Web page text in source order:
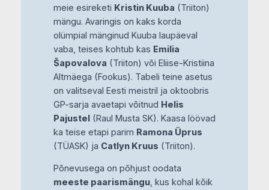
meie esireketi Kristin Kuuba (Triiton)
mängu. Avaringis on kaks korda
olümpial mänginud Kuuba laupäeval
vaba, teises kohtub kas Emilia
Šapovalova (Triiton) või Eliise-Kristiina
Altmäega (Fookus). Tabeli teine asetus
on valitseval Eesti meistril ja oktoobris
GP-sarja avaetapi võitnud Helis
Pajustel(Raul Musta SK). Kaasa löövad
ka teise etapi parim Ramona Üprus
(TÜASK) ja Catlyn Kruus (Triiton).
Põnevusega on põhjust oodata
meeste paarismängu, kus kohal kõik